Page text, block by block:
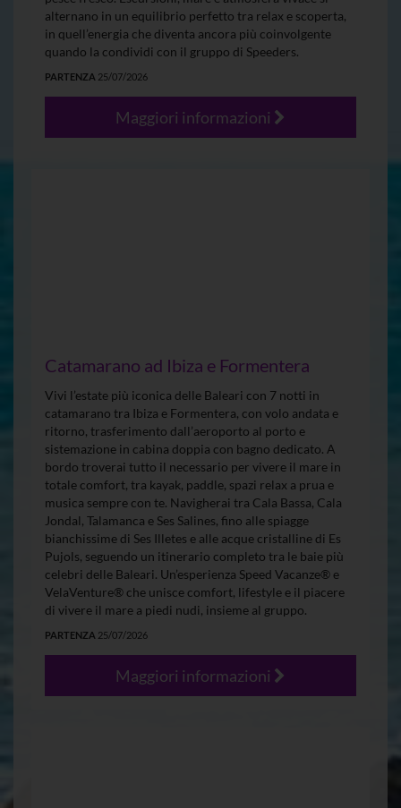
alternano in un equilibrio perfetto tra relax e scoperta,
in quell’energia che diventa ancora più coinvolgente
quando la condividi con il gruppo di Speeders.
PARTENZA 25/07/2026
Maggiori informazioni
Catamarano ad Ibiza e Formentera
Vivi l’estate più iconica delle Baleari con 7 notti in
catamarano tra Ibiza e Formentera, con volo andata e
ritorno, trasferimento dall’aeroporto al porto e
sistemazione in cabina doppia con bagno dedicato. A
bordo troverai tutto il necessario per vivere il mare in
totale comfort, tra kayak, paddle, spazi relax a prua e
musica sempre con te. Navigherai tra Cala Bassa, Cala
Jondal, Talamanca e Ses Salines, fino alle spiagge
bianchissime di Ses Illetes e alle acque cristalline di Es
Pujols, seguendo un itinerario completo tra le baie più
celebri delle Baleari. Un’esperienza Speed Vacanze® e
VelaVenture® che unisce comfort, lifestyle e il piacere
di vivere il mare a piedi nudi, insieme al gruppo.
PARTENZA 25/07/2026
Maggiori informazioni